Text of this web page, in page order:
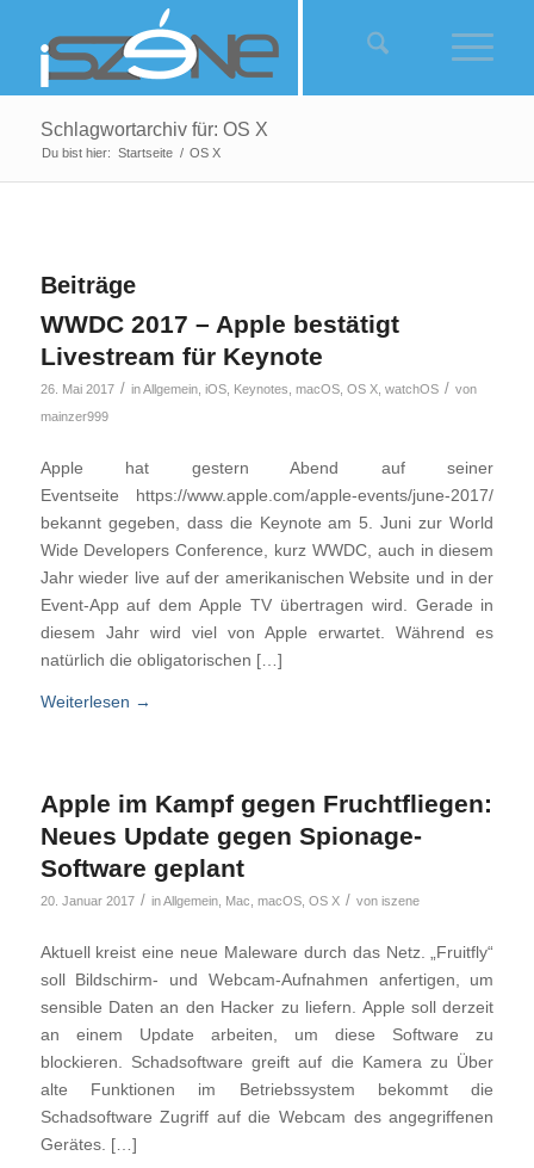
Schlagwortarchiv für: OS X
Du bist hier: Startseite / OS X
Beiträge
WWDC 2017 – Apple bestätigt
Livestream für Keynote
26. Mai 2017 / inAllgemein, iOS, Keynotes macOS, OS X, watchOS / von
mainzer999
Apple hat gestern Abend auf seiner
Eventseite https://www.apple.com/apple-events/june-2017/
bekannt gegeben, dass die Keynote am 5. Juni zur World
Wide Developers Conference, kurz WWDC, auch in diesem
Jahr wieder live auf der amerikanischen Website und in der
Event-App auf dem Apple TV übertragen wird. Gerade in
diesem Jahr wird viel von Apple erwartet. Während es
natürlich die obligatorischen […]
Weiterlesen →
Apple im Kampf gegen Fruchtfliegen:
Neues Update gegen Spionage-
Software geplant
20. Januar 2017 / inAllgemein, Mac macOS, OS X / von iszene
Aktuell kreist eine neue Maleware durch das Netz. „Fruitfly“
soll Bildschirm- und Webcam-Aufnahmen anfertigen, um
sensible Daten an den Hacker zu liefern. Apple soll derzeit
an einem Update arbeiten, um diese Software zu
blockieren. Schadsoftware greift auf die Kamera zu Über
alte Funktionen im Betriebssystem bekommt die
Schadsoftware Zugriff auf die Webcam des angegriffenen
Gerätes. […]